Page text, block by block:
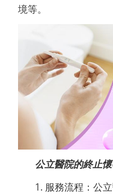
境等。
公立醫院的終止
1. 服務流程：公